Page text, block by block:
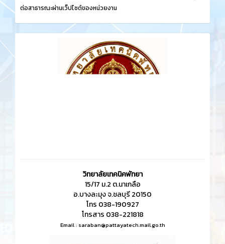
ต่อสาธารณะผ่านเว็ปไซต์ของหน่วยงาน
วิทยาลัยเทคนิคพัทยา
15/17 ม.2 ต.นาเกลือ
อ.บางละมุง จ.ชลบุรี 20150
โทร 038-190927
โทรสาร 038-221818
Email : saraban@pattayatech.mail.go.th